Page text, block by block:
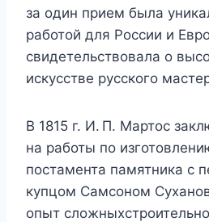
за один прием была
работой для России и
свидетельствовала о
искусстве русского
В 1815 г. И. П. Мартос
на работы по
постамента памятника с
купцом Самсоном
опыт